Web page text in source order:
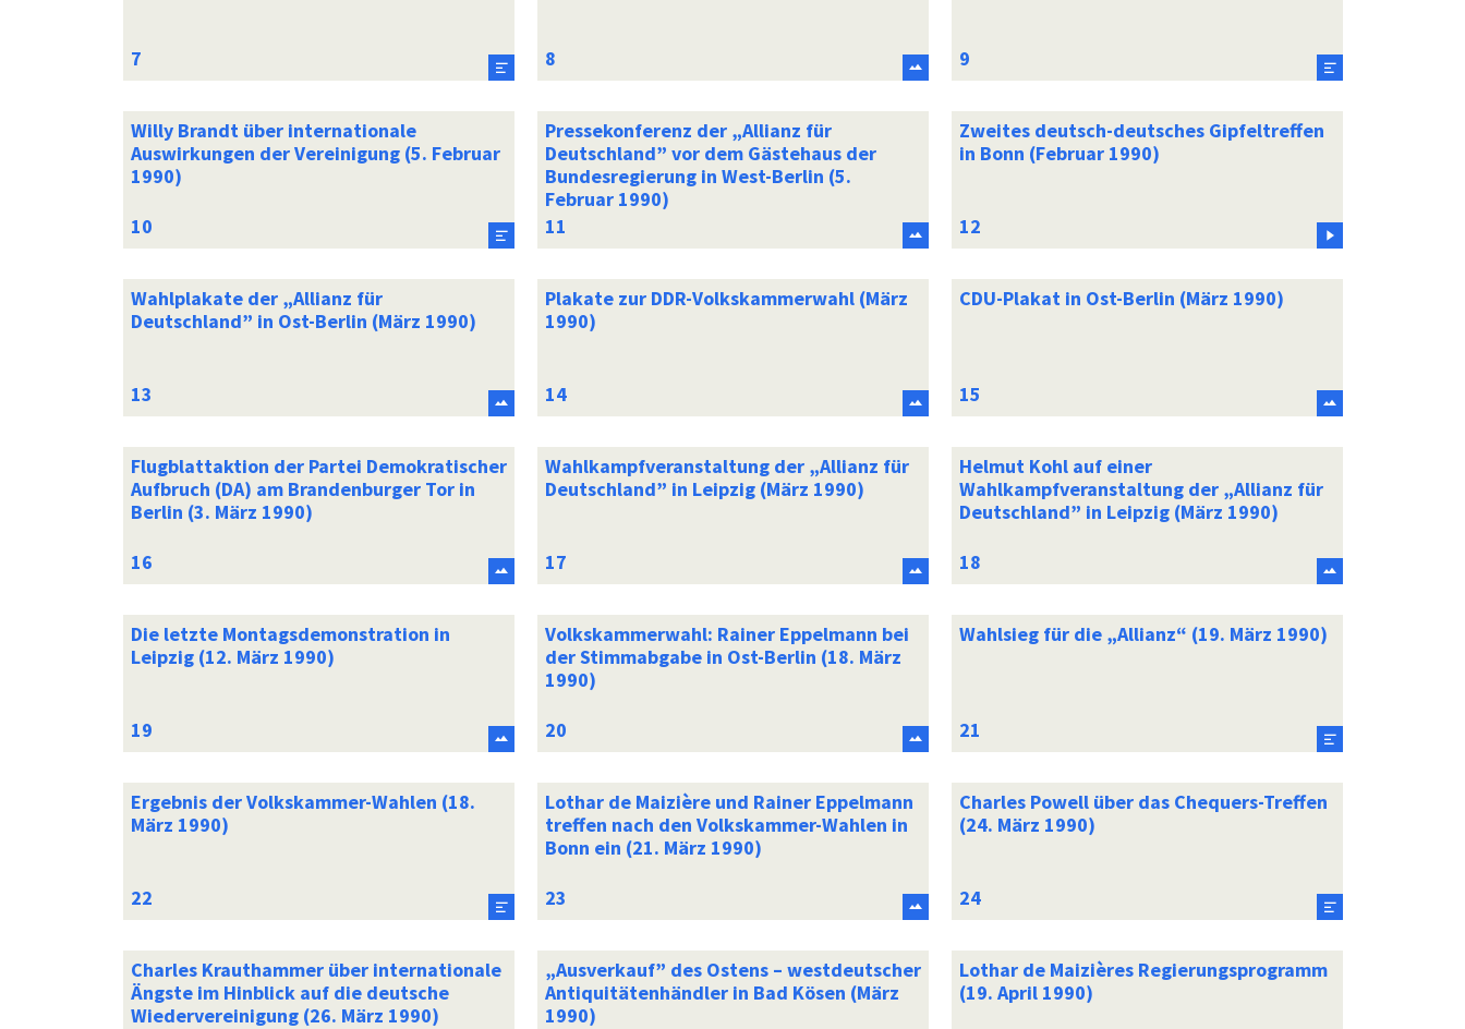
Willy Brandt über internationale
Auswirkungen der Vereinigung (5. Februar
1990)
Pressekonferenz der „Allianz für
Deutschland” vor dem Gästehaus der
Bundesregierung in West-Berlin (5.
Februar 1990)
Zweites deutsch-deutsches Gipfeltreffen
in Bonn (Februar 1990)
Wahlplakate der „Allianz für
Deutschland” in Ost-Berlin (März 1990)
Plakate zur DDR-Volkskammerwahl (März
1990)
CDU-Plakat in Ost-Berlin (März 1990)
Flugblattaktion der Partei Demokratischer
Aufbruch (DA) am Brandenburger Tor in
Berlin (3. März 1990)
Wahlkampfveranstaltung der „Allianz für
Deutschland” in Leipzig (März 1990)
Helmut Kohl auf einer
Wahlkampfveranstaltung der „Allianz für
Deutschland” in Leipzig (März 1990)
Die letzte Montagsdemonstration in
Leipzig (12. März 1990)
Volkskammerwahl: Rainer Eppelmann bei
der Stimmabgabe in Ost-Berlin (18. März
1990)
Wahlsieg für die „Allianz“ (19. März 1990)
Ergebnis der Volkskammer-Wahlen (18.
März 1990)
Lothar de Maizière und Rainer Eppelmann
treffen nach den Volkskammer-Wahlen in
Bonn ein (21. März 1990)
Charles Powell über das Chequers-Treffen
(24. März 1990)
Charles Krauthammer über internationale
Ängste im Hinblick auf die deutsche
Wiedervereinigung (26. März 1990)
„Ausverkauf” des Ostens – westdeutscher
Antiquitätenhändler in Bad Kösen (März
1990)
Lothar de Maizières Regierungsprogramm
(19. April 1990)